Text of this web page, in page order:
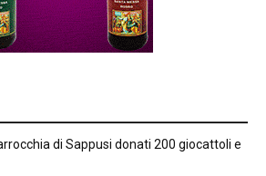
di Sappusi donati 200 giocattoli e